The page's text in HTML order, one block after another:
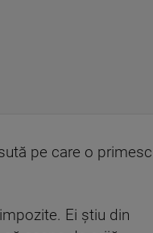
pe care o primesc
Ei ştiu din